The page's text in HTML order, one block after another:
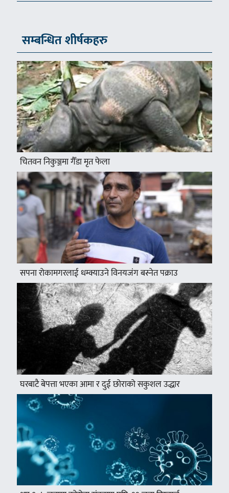
सम्बन्धित शीर्षकहरु
चितवन निकुञ्जमा गैँडा मृत फेला
सपना रोकामगरलाई धम्क्याउने विनयजंग बस्नेत पक्राउ
घरबाटै बेपत्ता भएका आमा र दुई छोराको सकुशल उद्धार